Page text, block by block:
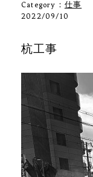
Category： 仕事
2022/09/10
杭工事